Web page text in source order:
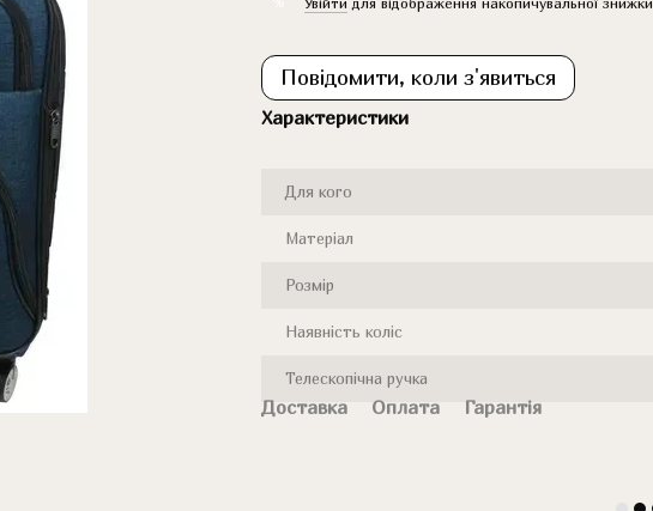
Повідомити, коли з'явиться
Характеристики
Для кого
Матеріал
Розмір
Наявність коліс
Телескопічна ручка
Доставка Оплата Гарантія